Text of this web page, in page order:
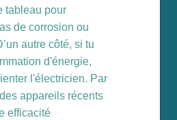
tableau pour
de corrosion ou
autre côté, si tu
d'énergie,
l'électricien. Par
appareils récents
efficacité